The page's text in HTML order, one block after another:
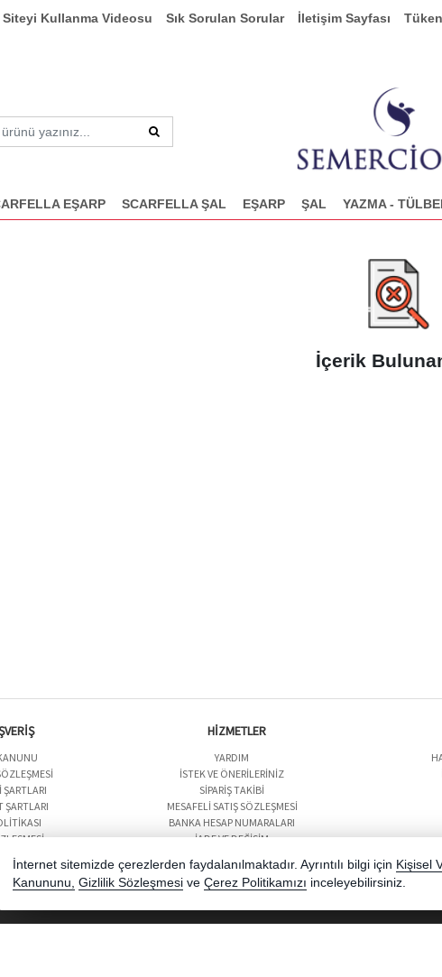
Siteyi Kullanma Videosu Sık Sorulan Sorular İletişim Sayfası
EŞARP SCARFELLA ŞAL EŞARP ŞAL YAZMA -
İçerik
ŞARTLARI
ŞARTLARI
SÖZLEŞMESI
HİZMETLER
YARDIM
İSTEK VE ÖNERILERINIZ
SIPARIŞ TAKIBI
MESAFELI SATIŞ SÖZLEŞMESI
BANKA HESAP NUMARALARI
İADE VE DEĞIŞIM
İnternet sitemizde çerezlerden faydalanılmaktadır. Ayrıntılı bilgi için Kişisel
Kanununu, Gizlilik Sözleşmesi ve Çerez Politikamızı inceleyebilirsiniz.